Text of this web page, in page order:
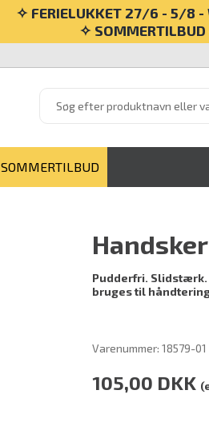
✧ FERIELUKKET 27/6 - 5/8 -
✧ SOMMERTILBUD
SOMMERTILBUD
Pudderfri. Slidstærk.
bruges til
Varenummer:18579-01
105,00 DKK